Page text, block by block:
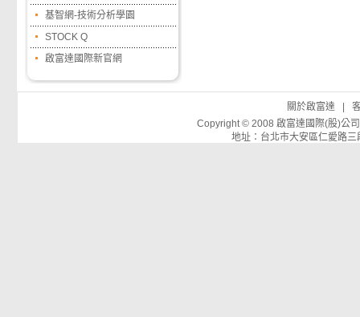
基智網-技術分析學園
STOCK Q
啟富達國際新官網
關於啟富達
Copyright © 2008 啟富達國際(股)公
地址：台北市大安區仁愛路